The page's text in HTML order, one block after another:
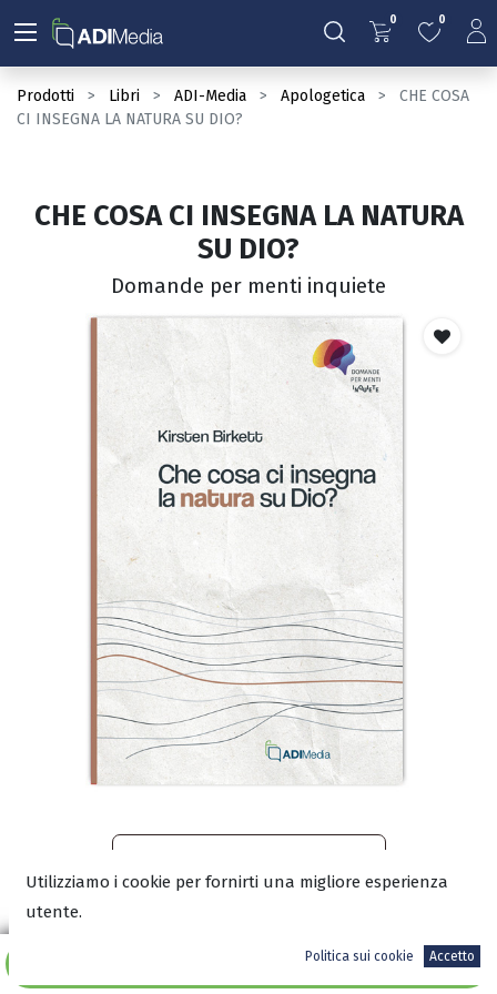
0 0
Prodotti Libri ADI-Media Apologetica
CHE COSA
CI INSEGNA LA NATURA SU DIO?
Aggiungi al carrello
CHE COSA CI INSEGNA LA NATURA
SU DIO?
Domande per menti inquiete
Utilizziamo i cookie per fornirti una migliore esperienza
utente.
Politica sui cookie Accetto